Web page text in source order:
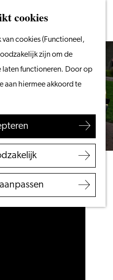
cookies
cookies (Functioneel,
zijn om de
functioneren. Door op
aan hiermee akkoord te
ZoekenVanaf het water
wandelen
Winkelen
Eten & drinken
Met kinderen
VVV Leiden
Bereikbaarheid
Regio Leiden
Zoeken
Car Rally